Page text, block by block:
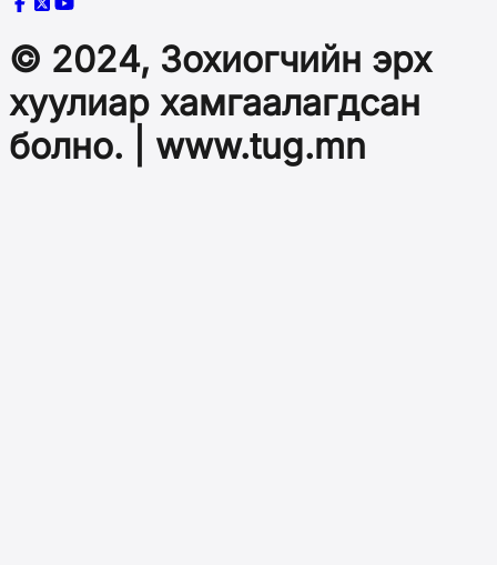
© 2024, Зохиогчийн эрх
хуулиар хамгаалагдсан
болно. | www.tug.mn